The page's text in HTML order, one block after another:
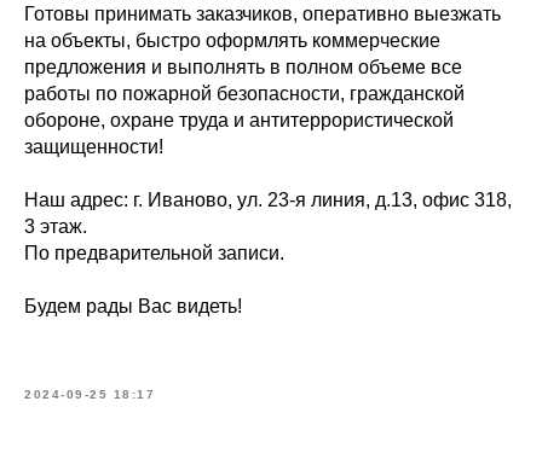
Готовы принимать заказчиков, оперативно выезжать
на объекты, быстро оформлять коммерческие
предложения и выполнять в полном объеме все
работы по пожарной безопасности, гражданской
обороне, охране труда и антитеррористической
защищенности!
Наш адрес: г. Иваново, ул. 23-я линия, д.13, офис 318,
3 этаж.
По предварительной записи.
Будем рады Вас видеть!
2024-09-25 18:17